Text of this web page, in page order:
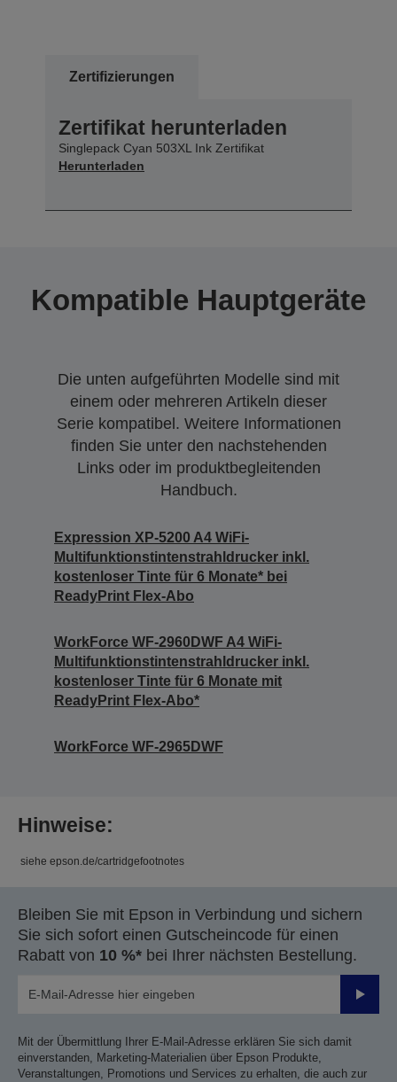
Zertifizierungen
Zertifikat herunterladen
Singlepack Cyan 503XL Ink Zertifikat
Herunterladen
Kompatible Hauptgeräte
Die unten aufgeführten Modelle sind mit
einem oder mehreren Artikeln dieser
Serie kompatibel. Weitere Informationen
finden Sie unter den nachstehenden
Links oder im produktbegleitenden
Handbuch.
Expression XP-5200 A4 WiFi-
Multifunktionstintenstrahldrucker inkl.
kostenloser Tinte für 6 Monate* bei
ReadyPrint Flex-Abo
WorkForce WF-2960DWF A4 WiFi-
Multifunktionstintenstrahldrucker inkl.
kostenloser Tinte für 6 Monate mit
ReadyPrint Flex-Abo*
WorkForce WF-2965DWF
Hinweise:
siehe epson.de/cartridgefootnotes
Bleiben Sie mit Epson in Verbindung und sichern
Sie sich sofort einen Gutscheincode für einen
Rabatt von 10 %* bei Ihrer nächsten Bestellung.
Mit der Übermittlung Ihrer E-Mail-Adresse erklären Sie sich damit
einverstanden, Marketing-Materialien über Epson Produkte,
Veranstaltungen, Promotions und Services zu erhalten, die auch zur